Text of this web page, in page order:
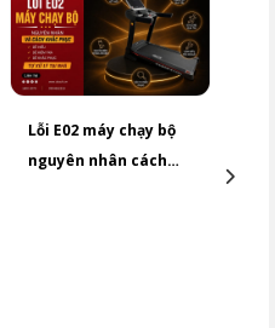
Lỗi E02 máy chạy bộ
nguyên nhân cách